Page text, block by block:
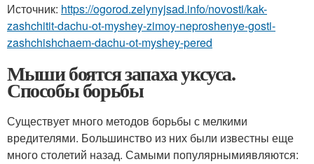
Источник: https://ogorod.zelynyjsad.info/novosti/kak-
zashchitit-dachu-ot-myshey-zimoy-neproshenye-gosti-
zashchishchaem-dachu-ot-myshey-pered
Мыши боятся запаха уксуса.
Способы борьбы
Существует много методов борьбы с мелкими
вредителями. Большинство из них были известны еще
много столетий назад. Самыми популярнымиявляются: